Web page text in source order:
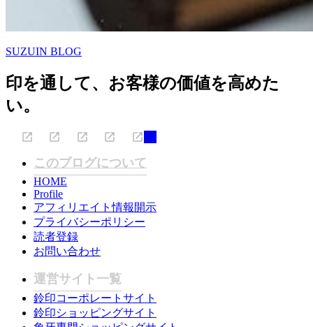
SUZUIN BLOG
印を通して、お客様の価値を高めた
い。
このブログについて
HOME
Profile
アフィリエイト情報開示
プライバシーポリシー
読者登録
お問い合わせ
運営サイト一覧
鈴印コーポレートサイト
鈴印ショッピングサイト